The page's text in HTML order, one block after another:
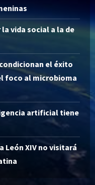
vida social a la de
el éxito
foco al microbioma
artificial tiene
León XIV no visitará